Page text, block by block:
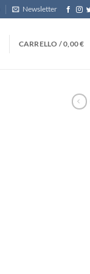
Newsletter
CARRELLO /0,00€